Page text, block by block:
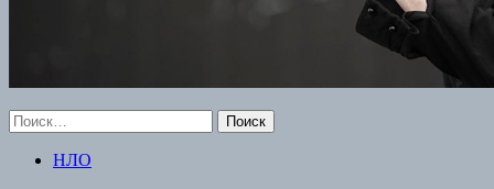
Найти:
НЛО